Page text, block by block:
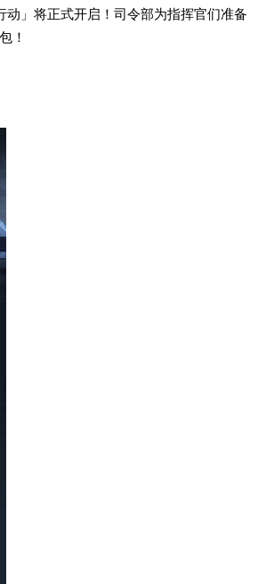
」将正式开启！司令部为指挥官们准备
！